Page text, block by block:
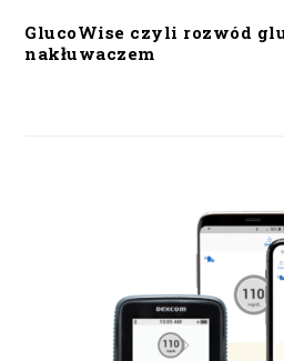
GlucoWise czyli rozwód
nakłuwaczem